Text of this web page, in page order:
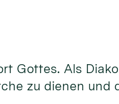
Gottes. Als
zu dienen und